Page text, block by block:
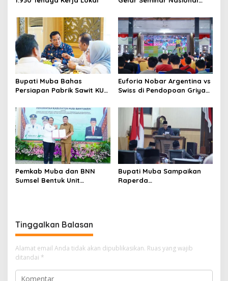
Bupati Muba Bahas
Persiapan Pabrik Sawit KUD
Euforia Nobar Argentina vs
Swiss di Pendopoan Griya
Warga Sekayu Antusias
Pemkab Muba dan BNN
Sumsel Bentuk Unit
Bupati Muba Sampaikan
Raperda
Tinggalkan Balasan
Alamat email Anda tidak akan dipublikasikan. Ruas yang wajib
ditandai *